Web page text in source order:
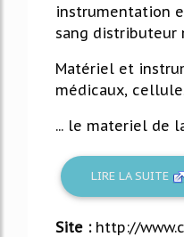
instrumentation
sang distributeur
Matériel et
médicaux,
... le materiel de
LIRE LA SUITE
Site : http://